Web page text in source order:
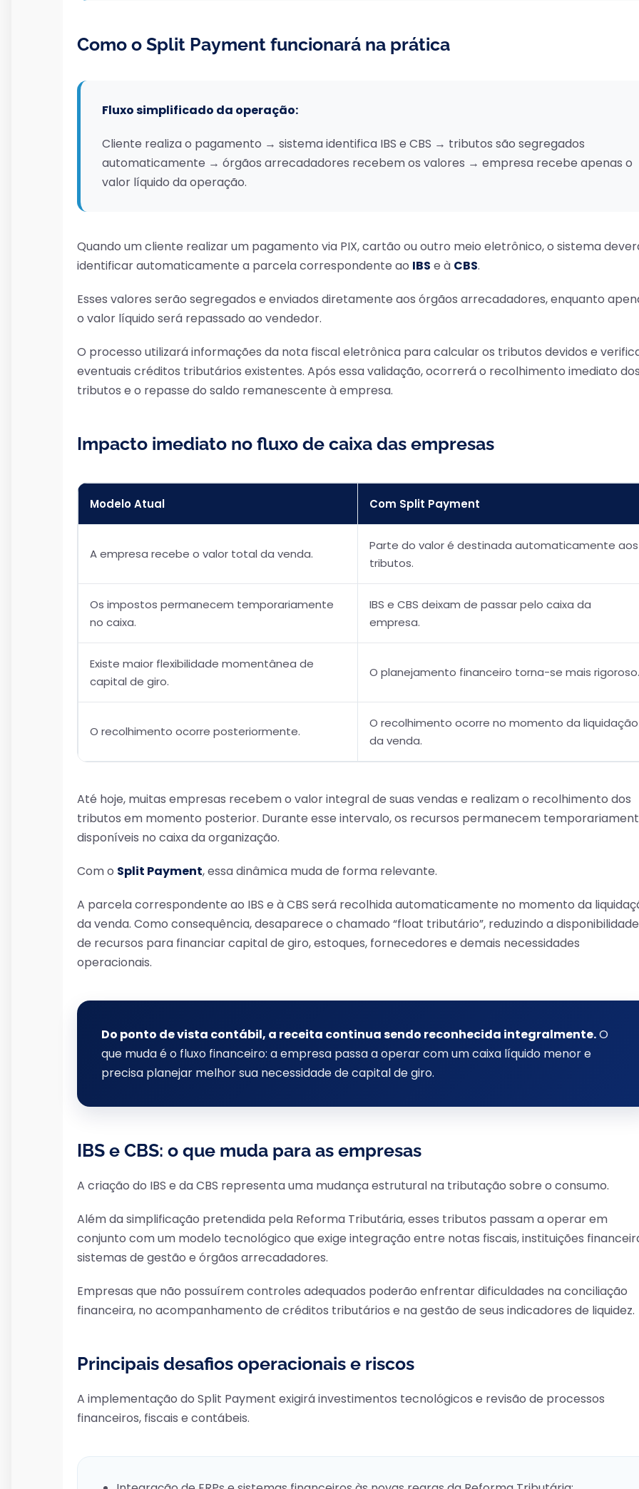
Como o Split Payment funcionará na prática
Fluxo simplificado da operação:
Cliente realiza o pagamento → sistema identifica IBS e CBS → tributos são segregados
automaticamente → órgãos arrecadadores recebem os valores → empresa recebe apenas o
valor líquido da operação.
Quando um cliente realizar um pagamento via PIX, cartão ou outro meio eletrônico, o sistema
identificar automaticamente a parcela correspondente ao IBS e à CBS.
Esses valores serão segregados e enviados diretamente aos órgãos arrecadadores, enquanto
o valor líquido será repassado ao vendedor.
O processo utilizará informações da nota fiscal eletrônica para calcular os tributos devidos e
eventuais créditos tributários existentes. Após essa validação, ocorrerá o recolhimento imediato
tributos e o repasse do saldo remanescente à empresa.
Impacto imediato no fluxo de caixa das empresas
Modelo Atual Com Split Payment
A empresa recebe o valor total da venda.
Parte do valor é destinada automaticamente aos
tributos.
Os impostos permanecem temporariamente
no caixa.
IBS e CBS deixam de passar pelo caixa da
empresa.
Existe maior flexibilidade momentânea de
capital de giro.
O planejamento financeiro torna-se mais rigoroso.
O recolhimento ocorre posteriormente.
O recolhimento ocorre no momento da liquidação
da venda.
Até hoje, muitas empresas recebem o valor integral de suas vendas e realizam o recolhimento dos
tributos em momento posterior. Durante esse intervalo, os recursos permanecem
disponíveis no caixa da organização.
Com o Split Payment, essa dinâmica muda de forma relevante.
A parcela correspondente ao IBS e à CBS será recolhida automaticamente no momento da
da venda. Como consequência, desaparece o chamado “float tributário”, reduzindo a disponibilidade
de recursos para financiar capital de giro, estoques, fornecedores e demais necessidades
operacionais.
Do ponto de vista contábil, a receita continua sendo reconhecida integralmente.O
que muda é o fluxo financeiro: a empresa passa a operar com um caixa líquido menor e
precisa planejar melhor sua necessidade de capital de giro.
IBS e CBS: o que muda para as empresas
A criação do IBS e da CBS representa uma mudança estrutural na tributação sobre o consumo.
Além da simplificação pretendida pela Reforma Tributária, esses tributos passam a operar em
conjunto com um modelo tecnológico que exige integração entre notas fiscais, instituições
sistemas de gestão e órgãos arrecadadores.
Empresas que não possuírem controles adequados poderão enfrentar dificuldades na conciliação
financeira, no acompanhamento de créditos tributários e na gestão de seus indicadores de liquidez.
Principais desafios operacionais e riscos
A implementação do Split Payment exigirá investimentos tecnológicos e revisão de processos
financeiros, fiscais e contábeis.